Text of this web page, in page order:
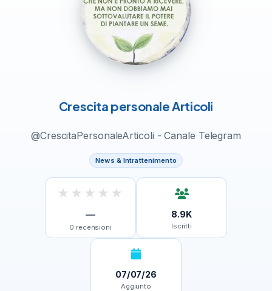
Crescita personale Articoli
@CrescitaPersonaleArticoli - Canale Telegram
News & Intrattenimento
★ ★ ★ ★ ★
—
0 recensioni
8.9K
Iscritti
07/07/26
Aggiunto